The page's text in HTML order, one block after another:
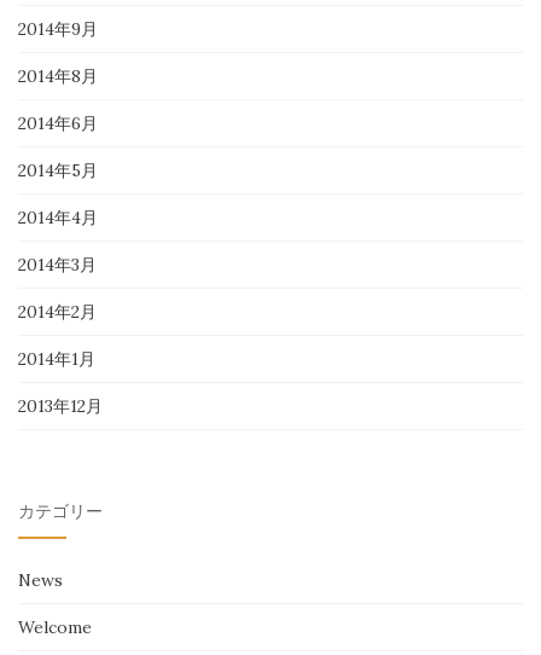
2014年9月
2014年8月
2014年6月
2014年5月
2014年4月
2014年3月
2014年2月
2014年1月
2013年12月
カテゴリー
News
Welcome